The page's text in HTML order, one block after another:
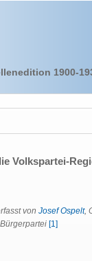
1900-
Volkspartei-
von Josef Ospelt,
[1]